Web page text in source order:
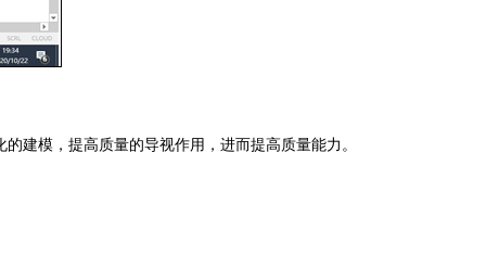
建模，提高质量的导视作用，进而提高质量能力。